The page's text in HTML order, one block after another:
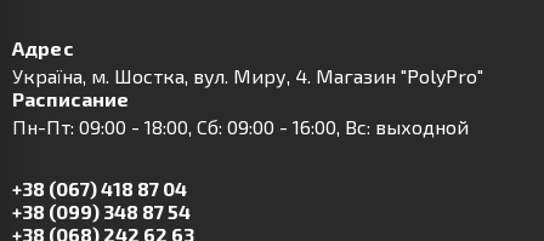
Адрес
Українa, м. Шостка, вул. Миру, 4. Магазин "PolyPro"
Расписание
Пн-Пт: 09:00 - 18:00, Сб: 09:00 - 16:00, Вс: выходной
+38 (067) 418 87 04
+38 (099) 348 87 54
+38 (068) 242 62 63